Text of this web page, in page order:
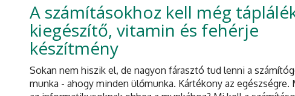
A számításokhoz kell még
kiegészítő, vitamin és fehérje
készítmény
Sokan nem hiszik el, de nagyon fárasztó tud lenni a
munka - ahogy minden ülőmunka. Kártékony az egészségre.